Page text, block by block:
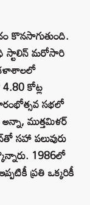
కొనసాగుతుంది.
స్టాలిన్ మరోసారి
కళాశాలలో
కోట్ల
సభలో
ముత్తమిళర్
సహా పలువురు
1986లో
ప్రతి ఒక్కరికీ